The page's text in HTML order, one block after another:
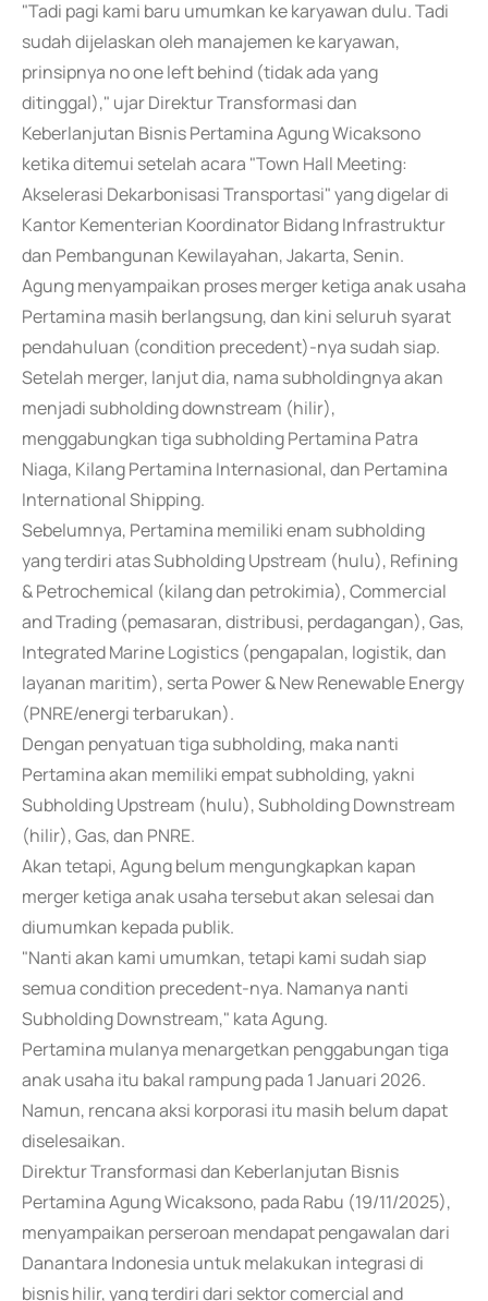
"Tadi pagi kami baru umumkan ke karyawan dulu. Tadi
sudah dijelaskan oleh manajemen ke karyawan,
prinsipnya no one left behind (tidak ada yang
ditinggal)," ujar Direktur Transformasi dan
Keberlanjutan Bisnis Pertamina Agung Wicaksono
ketika ditemui setelah acara "Town Hall Meeting:
Akselerasi Dekarbonisasi Transportasi" yang digelar di
Kantor Kementerian Koordinator Bidang Infrastruktur
dan Pembangunan Kewilayahan, Jakarta, Senin.
Agung menyampaikan proses merger ketiga anak usaha
Pertamina masih berlangsung, dan kini seluruh syarat
pendahuluan (condition precedent)-nya sudah siap.
Setelah merger, lanjut dia, nama subholdingnya akan
menjadi subholding downstream (hilir),
menggabungkan tiga subholding Pertamina Patra
Niaga, Kilang Pertamina Internasional, dan Pertamina
International Shipping.
Sebelumnya, Pertamina memiliki enam subholding
yang terdiri atas Subholding Upstream (hulu), Refining
& Petrochemical (kilang dan petrokimia), Commercial
and Trading (pemasaran, distribusi, perdagangan), Gas,
Integrated Marine Logistics (pengapalan, logistik, dan
layanan maritim), serta Power & New Renewable Energy
(PNRE/energi terbarukan).
Dengan penyatuan tiga subholding, maka nanti
Pertamina akan memiliki empat subholding, yakni
Subholding Upstream (hulu), Subholding Downstream
(hilir), Gas, dan PNRE.
Akan tetapi, Agung belum mengungkapkan kapan
merger ketiga anak usaha tersebut akan selesai dan
diumumkan kepada publik.
"Nanti akan kami umumkan, tetapi kami sudah siap
semua condition precedent-nya. Namanya nanti
Subholding Downstream," kata Agung.
Pertamina mulanya menargetkan penggabungan tiga
anak usaha itu bakal rampung pada 1 Januari 2026.
Namun, rencana aksi korporasi itu masih belum dapat
diselesaikan.
Direktur Transformasi dan Keberlanjutan Bisnis
Pertamina Agung Wicaksono, pada Rabu (19/11/2025),
menyampaikan perseroan mendapat pengawalan dari
Danantara Indonesia untuk melakukan integrasi di
bisnis hilir, yang terdiri dari sektor comercial and